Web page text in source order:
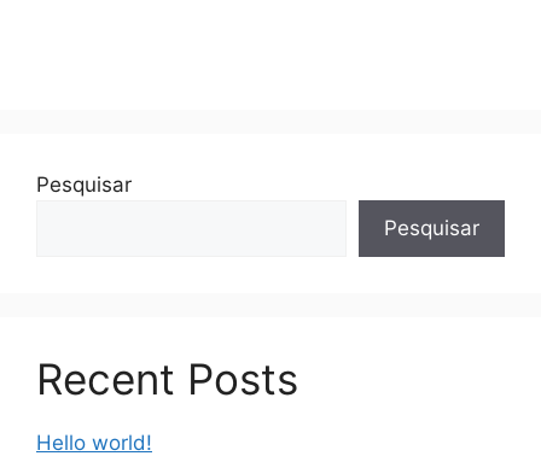
Pesquisar
Pesquisar
Recent Posts
Hello world!